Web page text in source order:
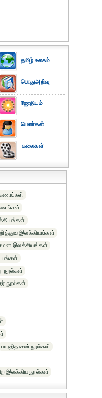
தமிழ் உலகம்
பொதுஅறிவு
ஜோதிடம்
பெண்கள்
கலைகள்
இலக்கியங்கள்
இலக்கியங்கள்
நூல்கள்
நூல்கள்
பாரதிதாசன் நூல்கள்
இலக்கிய நூல்கள்